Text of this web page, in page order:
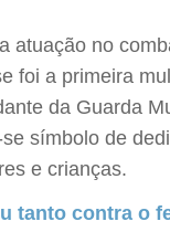
atuação no
foi a primeira
da Guarda
símbolo de
e crianças.
tanto contra o